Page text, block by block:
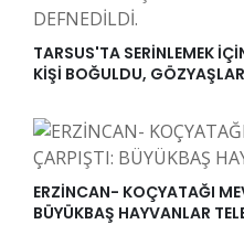
TARSUS'TA SERİNLEMEK
KİŞİ BOĞULDU,
ERZİNCAN- KOÇYATAĞI
BÜYÜKBAŞ HAYVANLAR